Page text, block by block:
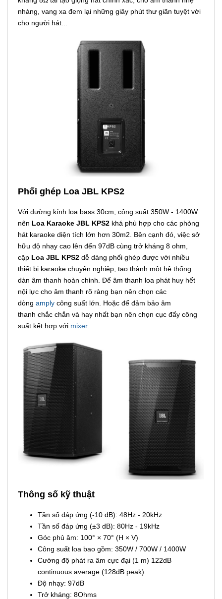
nhàng, vang xa đem lại những giây phút thư giãn tuyệt vời
cho người hát...
Phối ghép Loa JBL KPS2
Với đường kính loa bass 30cm, công suất 350W - 1400W
nên Loa Karaoke JBL KPS2 khá phù hợp cho các phòng
hát karaoke diện tích lớn hơn 30m2. Bên cạnh đó, việc sở
hữu độ nhạy cao lên đến 97dB cùng trở kháng 8 ohm,
cặp Loa JBL KPS2 dễ dàng phối ghép được với nhiều
thiết bị karaoke chuyên nghiệp, tạo thành một hệ thống
dàn âm thanh hoàn chỉnh. Để âm thanh loa phát huy hết
nội lực cho âm thanh rõ ràng bạn nên chọn các
dòng amply công suất lớn. Hoặc để đảm bảo âm
thanh chắc chắn và hay nhất bạn nên chọn cục đẩy công
suất kết hợp với mixer.
Thông số kỹ thuật
Tần số đáp ứng (-10 dB): 48Hz - 20kHz
Tần số đáp ứng (±3 dB): 80Hz - 19kHz
Góc phủ âm: 100° × 70° (H × V)
Công suất loa bao gồm: 350W / 700W / 1400W
Cường độ phát ra âm cực đại (1 m) 122dB
continuous average (128dB peak)
Độ nhạy: 97dB
Trở kháng: 8Ohms